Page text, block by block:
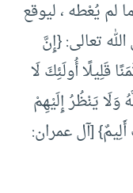
لم يُعْطه ، ليوقع
تعالى: {إِنَّ
قَلِيلًا أُولَئِكَ لَا
وَلَا يَنْظُرُ إِلَيْهِمْ
[آل عمران: